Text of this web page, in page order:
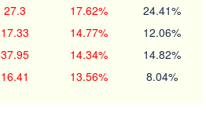
27.3 17.62% 24.41%
17.33 14.77% 12.06%
37.95 14.34% 14.82%
16.41 13.56% 8.04%